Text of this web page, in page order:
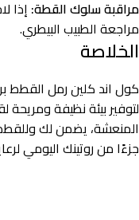
مراقبة سلوك القطة: إذا
مراجعة الطبيب البيطري.
الخلاصة
كول اند كلين رمل القطط
لتوفير بيئة نظيفة ومريحة
المنعشة، يضمن لك
جزءًا من روتينك اليومي